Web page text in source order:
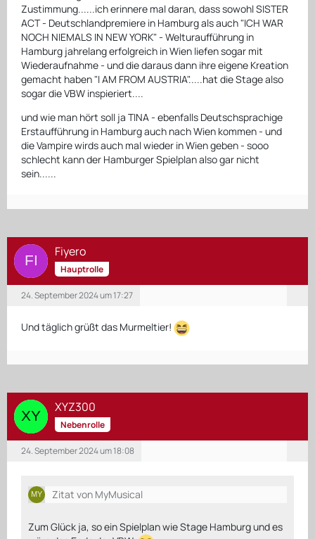
Zustimmung......ich erinnere mal daran, dass sowohl SISTER
ACT - Deutschlandpremiere in Hamburg als auch "ICH WAR
NOCH NIEMALS IN NEW YORK" - Welturaufführung in
Hamburg jahrelang erfolgreich in Wien liefen sogar mit
Wiederaufnahme - und die daraus dann ihre eigene Kreation
gemacht haben "I AM FROM AUSTRIA".....hat die Stage also
sogar die VBW inspieriert....
und wie man hört soll ja TINA - ebenfalls Deutschsprachige
Erstaufführung in Hamburg auch nach Wien kommen - und
die Vampire wirds auch mal wieder in Wien geben - sooo
schlecht kann der Hamburger Spielplan also gar nicht
sein......
Fiyero
Hauptrolle
24. September 2024 um 17:27
Und täglich grüßt das Murmeltier!
XYZ300
Nebenrolle
24. September 2024 um 18:08
Zitat von MyMusical
Zum Glück ja, so ein Spielplan wie Stage Hamburg und es